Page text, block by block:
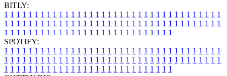
BITLY:
1 1 1 1 1 1 1 1 1 1 1 1 1 1 1 1 1 1 1 1 1 1 1 1 1 1 1 1 1 1 1 1 1 1 1 1
1 1 1 1 1 1 1 1 1 1 1 1 1 1 1 1 1 1 1 1 1 1 1 1 1 1 1 1 1 1 1 1 1 1 1 1
1 1 1 1 1 1 1 1 1 1 1 1 1 1 1 1 1 1 1 1 1 1 1 1 1 1 1 1
SPOTIFY:
1 1 1 1 1 1 1 1 1 1 1 1 1 1 1 1 1 1 1 1 1 1 1 1 1 1 1 1 1 1 1 1 1 1 1 1
1 1 1 1 1 1 1 1 1 1 1 1 1 1 1 1 1 1 1 1 1 1 1 1 1 1 1 1 1 1 1 1 1 1 1 1
1 1 1 1 1 1 1 1 1 1 1 1 1 1 1 1 1 1 1 1 1 1 1 1 1 1 1 1